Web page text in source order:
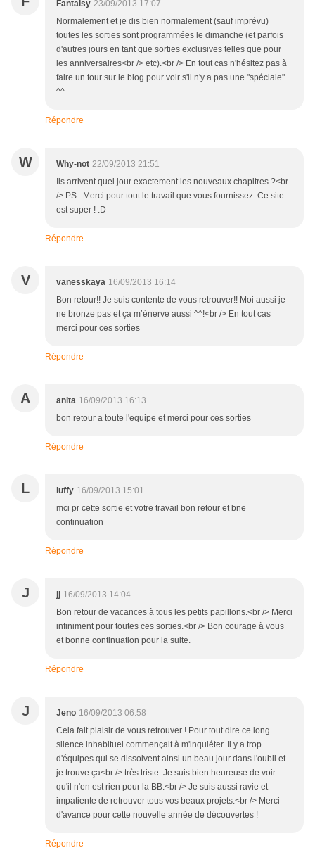
Fantaisy 23/09/2013 17:07
Normalement et je dis bien normalement (sauf imprévu)
toutes les sorties sont programmées le dimanche (et parfois
d'autres jours en tant que sorties exclusives telles que pour
les anniversaires<br /> etc).<br /> En tout cas n'hésitez pas à
faire un tour sur le blog pour voir s'il n'y a pas une "spéciale"
^^
Répondre
W Why-not 22/09/2013 21:51
Ils arrivent quel jour exactement les nouveaux chapitres ?<br
/> PS : Merci pour tout le travail que vous fournissez. Ce site
est super ! :D
Répondre
V vanesskaya 16/09/2013 16:14
Bon retour!! Je suis contente de vous retrouver!! Moi aussi je
ne bronze pas et ça m’énerve aussi ^^!<br /> En tout cas
merci pour ces sorties
Répondre
A anita 16/09/2013 16:13
bon retour a toute l'equipe et merci pour ces sorties
Répondre
L luffy 16/09/2013 15:01
mci pr cette sortie et votre travail bon retour et bne
continuation
Répondre
J jj 16/09/2013 14:04
Bon retour de vacances à tous les petits papillons.<br /> Merci
infiniment pour toutes ces sorties.<br /> Bon courage à vous
et bonne continuation pour la suite.
Répondre
J Jeno 16/09/2013 06:58
Cela fait plaisir de vous retrouver ! Pour tout dire ce long
silence inhabituel commençait à m'inquiéter. Il y a trop
d'équipes qui se dissolvent ainsi un beau jour dans l'oubli et
je trouve ça<br /> très triste. Je suis bien heureuse de voir
qu'il n'en est rien pour la BB.<br /> Je suis aussi ravie et
impatiente de retrouver tous vos beaux projets.<br /> Merci
d'avance pour cette nouvelle année de découvertes !
Répondre